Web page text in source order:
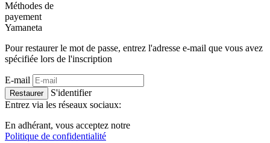
Méthodes de
payement
Yamaneta
Pour restaurer le mot de passe, entrez l'adresse e-mail que vous avez
spécifiée lors de l'inscription
E-mail
Restaurer
S'identifier
Entrez via les réseaux sociaux:
En adhérant, vous acceptez notre
Politique de confidentialité